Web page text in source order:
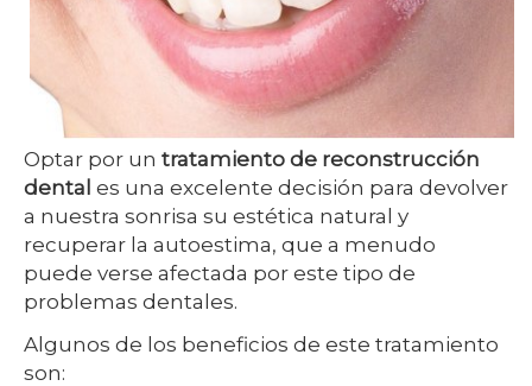
Optar por un tratamiento de reconstrucción
dental es una excelente decisión para devolver
a nuestra sonrisa su estética natural y
recuperar la autoestima, que a menudo
puede verse afectada por este tipo de
problemas dentales.
Algunos de los beneficios de este tratamiento
son: